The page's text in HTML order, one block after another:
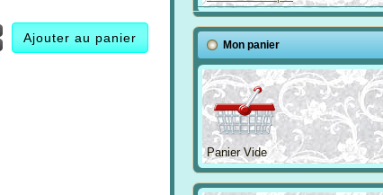
Mon panier
Panier Vide